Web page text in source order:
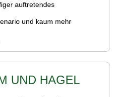
auftretendes
und kaum mehr
UND HAGEL